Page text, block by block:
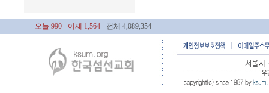
오늘 990 · 어제 1,564 · 전체 4,089,354